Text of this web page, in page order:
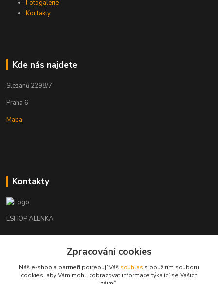
Fotogalerie
Kontakty
Kde nás najdete
Slezanů 2298/7
Praha 6
Mapa
Kontakty
ESHOP ALENKA
+420602541312
orechovka@inmes.cz
Zpracování cookies
Náš e-shop a partneři potřebují Váš souhlas s použitím souborů
cookies, aby Vám mohli zobrazovat informace týkající se Vašich